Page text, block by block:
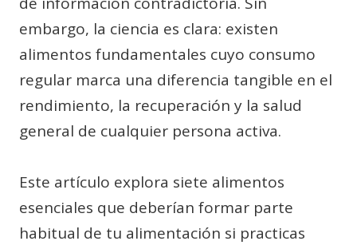
embargo, la ciencia es clara: existen
alimentos fundamentales cuyo consumo
regular marca una diferencia tangible en el
rendimiento, la recuperación y la salud
general de cualquier persona activa.
Este artículo explora siete alimentos
esenciales que deberían formar parte
habitual de tu alimentación si practicas